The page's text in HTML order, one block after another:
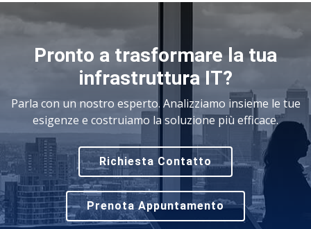
Pronto a trasformare la tua
infrastruttura IT?
Parla con un nostro esperto. Analizziamo insieme le tue
esigenze e costruiamo la soluzione più efficace.
Richiesta Contatto
Prenota Appuntamento